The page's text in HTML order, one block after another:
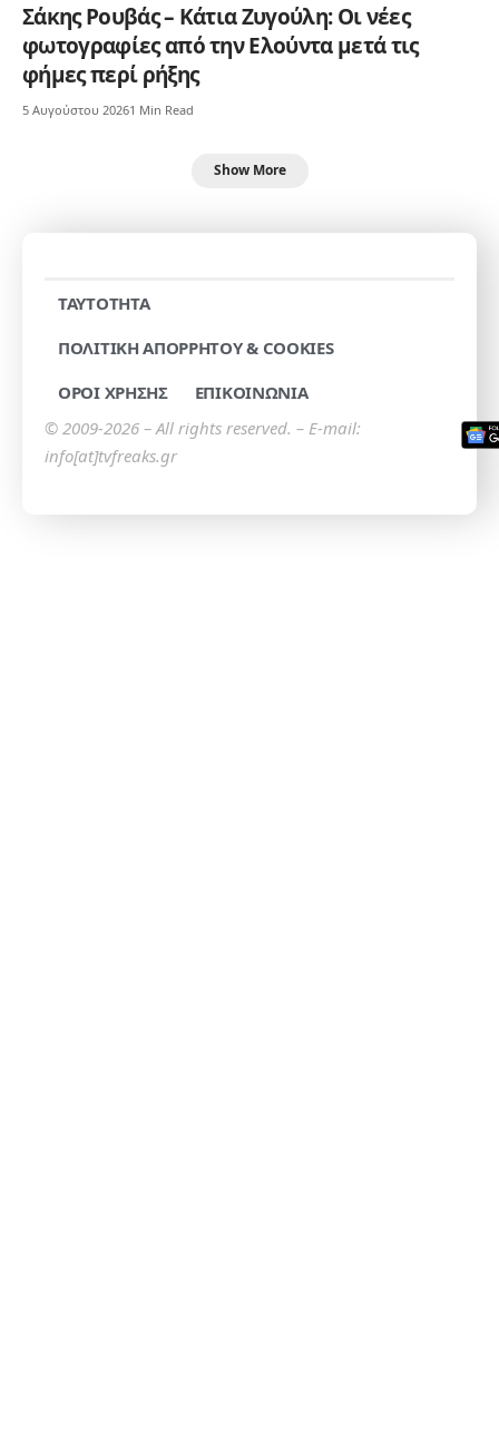
Σάκης Ρουβάς – Κάτια Ζυγούλη: Οι νέες
φωτογραφίες από την Ελούντα μετά τις
φήμες περί ρήξης
5 Αυγούστου 20261 Min Read
Show More
TAYTOTHTA
ΠΟΛΙΤΙΚΗ ΑΠΟΡΡΗΤΟΥ & COOKIES
ΟΡΟΙ ΧΡΗΣΗΣ
ΕΠΙΚΟΙΝΩΝΙΑ
© 2009-2026 – All rights reserved. – E-mail:
info[at]tvfreaks.gr